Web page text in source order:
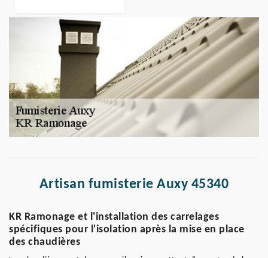
Artisan fumisterie Auxy 45340
KR Ramonage et l'installation des carrelages
spécifiques pour l'isolation après la mise en place
des chaudières